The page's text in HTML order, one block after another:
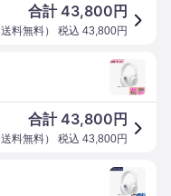
合計43,800 円
送料無料） 税込 43,800円
合計43,800 円
送料無料） 税込 43,800円